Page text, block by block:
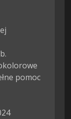
pomoc